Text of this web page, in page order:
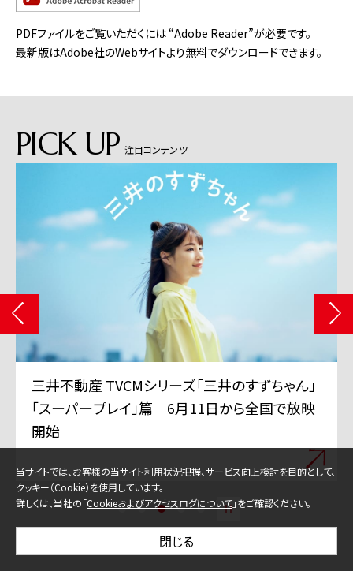
PDFファイルをご覧いただくには “Adobe Reader”が必要です。
最新版はAdobe社のWebサイトより無料でダウンロードできます。
PICK UP 注目コンテンツ
三井グループは350周年を迎えました
(記念サイトに遷移します)
当サイトでは、お客様の当サイト利用状況把握、サービス向上検討を目的として、
クッキー（Cookie）を使用しています。
詳しくは、当社の「Cookieおよびアクセスログについて」をご確認ください。
閉じる